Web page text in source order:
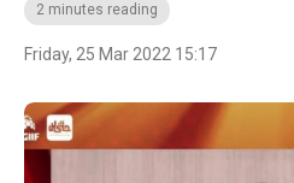
2 minutes reading
Friday, 25 Mar 2022 15:17